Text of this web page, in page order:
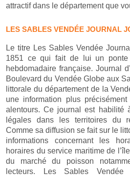
attractif dans le département que
LES SABLES VENDÉE JOURNAL
Le titre Les Sables Vendée
1851 ce qui fait de lui un ponte
hebdomadaire française. Journal
Boulevard du Vendée Globe aux
littorale du département de la
une information plus
alentours. Ce journal est habilité
légales dans les territoires du
Comme sa diffusion se fait sur le
informations concernant les
horaires du service maritime de
du marché du poisson
lecteurs. Les Sables